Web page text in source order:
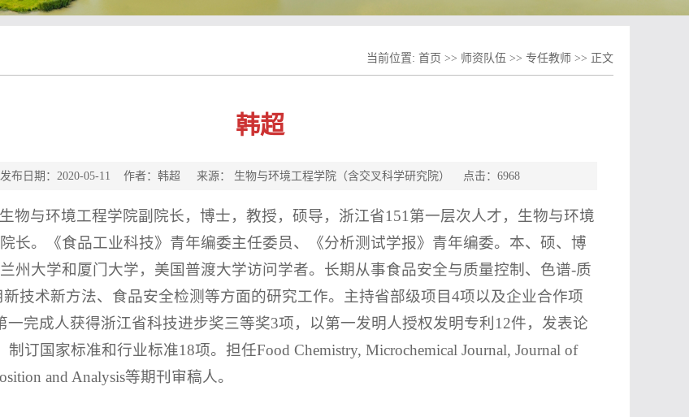
当前位置: 首页 >> 师资队伍 >> 专任教师 >> 正文
韩超
发布日期：2020-05-11 作者：韩超 来源： 生物与环境工程学院（含交叉科学研究院） 点击： 6968
物与环境工程学院副院长，博士，教授，硕导，浙江省151第一层次人才，生物与环境
长。《食品工业科技》青年编委主任委员、《分析测试学报》青年编委。本、硕、博
州大学和厦门大学，美国普渡大学访问学者。长期从事食品安全与质量控制、色谱-质
技术新方法、食品安全检测等方面的研究工作。主持省部级项目4项以及企业合作项
一完成人获得浙江省科技进步奖三等奖3项，以第一发明人授权发明专利12件，发表论
制订国家标准和行业标准18项。担任Food Chemistry, Microchemical Journal, Journal of
and Analysis等期刊审稿人。